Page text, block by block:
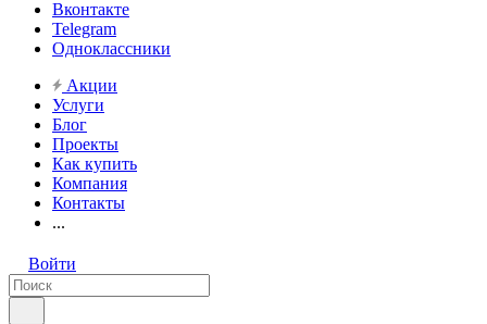
Вконтакте
Telegram
Одноклассники
Акции
Услуги
Блог
Проекты
Как купить
Компания
Контакты
...
Войти